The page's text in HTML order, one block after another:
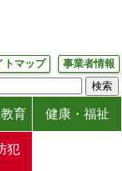
トマップ 事業者情報
育 健康・福祉
犯